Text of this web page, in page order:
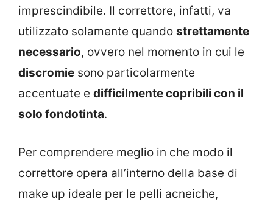
imprescindibile. Il correttore, infatti, va
utilizzato solamente quando strettamente
necessario, ovvero nel momento in cui le
discromie sono particolarmente
accentuate e difficilmente copribili con il
solo fondotinta.
Per comprendere meglio in che modo il
correttore opera all’interno della base di
make up ideale per le pelli acneiche,